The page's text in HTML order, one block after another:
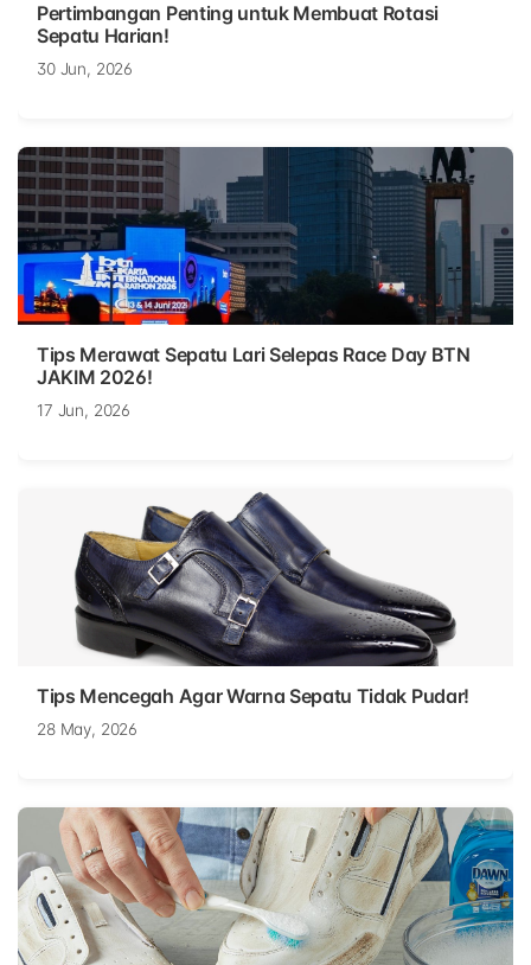
Pertimbangan Penting untuk Membuat Rotasi
Sepatu Harian!
30 Jun, 2026
Tips Merawat Sepatu Lari Selepas Race Day BTN
JAKIM 2026!
17 Jun, 2026
Tips Mencegah Agar Warna Sepatu Tidak Pudar!
28 May, 2026